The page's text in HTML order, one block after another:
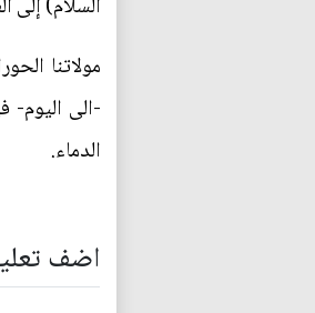
مولاتنا
-الى اليوم-
الدماء.
اضف